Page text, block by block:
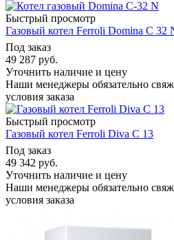
Быстрый просмотр
Газовый котел Ferroli Domina C 32
Под заказ
49 287 руб.
Уточнить наличие и цену
Наши менеджеры обязательно
условия заказа
Быстрый просмотр
Газовый котел Ferroli Diva C 13
Под заказ
49 342 руб.
Уточнить наличие и цену
Наши менеджеры обязательно
условия заказа